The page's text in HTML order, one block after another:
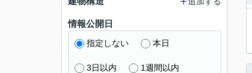
情報公開日
指定しない 本日
3日以内 1週間以内